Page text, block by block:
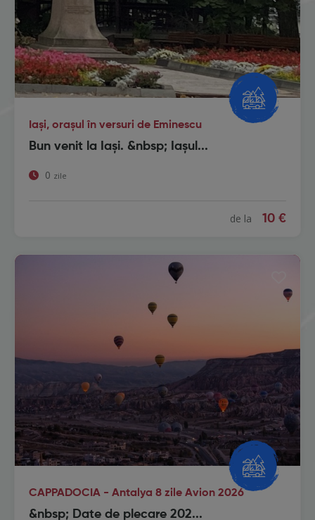
Iași, orașul în versuri de Eminescu
Bun venit la Iași. &nbsp; Iașul...
0 zile
de la 10 €
CAPPADOCIA - Antalya 8 zile Avion 2026
&nbsp; Date de plecare 202...